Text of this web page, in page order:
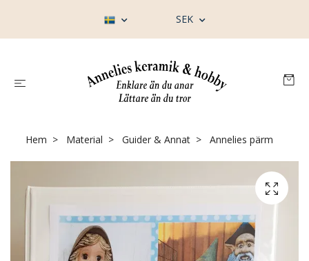
SEK
Hem Material Guider & Annat Annelies pärm